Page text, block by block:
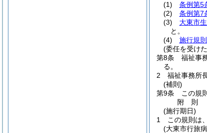
(1)
条例第5
(2)
条例第7
(3)
大東市
と。
(4)
施行規
(委任を受け
第8条
福祉事
る。
2
福祉事務所
(補則)
第9条
この規
附 則
(施行期日)
1
この規則は
(大東市行旅